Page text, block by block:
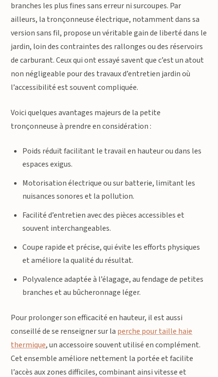
branches les plus fines sans erreur ni surcoupes. Par
ailleurs, la tronçonneuse électrique, notamment dans sa
version sans fil, propose un véritable gain de liberté dans le
jardin, loin des contraintes des rallonges ou des réservoirs
de carburant. Ceux qui ont essayé savent que c’est un atout
non négligeable pour des travaux d’entretien jardin où
l’accessibilité est souvent compliquée.
Voici quelques avantages majeurs de la petite
tronçonneuse à prendre en considération :
Poids réduit facilitant le travail en hauteur ou dans les
espaces exigus.
Motorisation électrique ou sur batterie, limitant les
nuisances sonores et la pollution.
Facilité d’entretien avec des pièces accessibles et
souvent interchangeables.
Coupe rapide et précise, qui évite les efforts physiques
et améliore la qualité du résultat.
Polyvalence adaptée à l’élagage, au fendage de petites
branches et au bûcheronnage léger.
Pour prolonger son efficacité en hauteur, il est aussi
conseillé de se renseigner sur la perche pour taille haie
thermique, un accessoire souvent utilisé en complément.
Cet ensemble améliore nettement la portée et facilite
l’accès aux zones difficiles, combinant ainsi vitesse et